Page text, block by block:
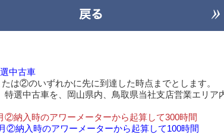
中古車
は②のいずれかに先に到達した時点までとします。
特選中古車を、岡山県内、鳥取県当社支店営業エリア
納入時のアワーメーターから起算して300時間
納入時のアワーメーターから起算して100時間